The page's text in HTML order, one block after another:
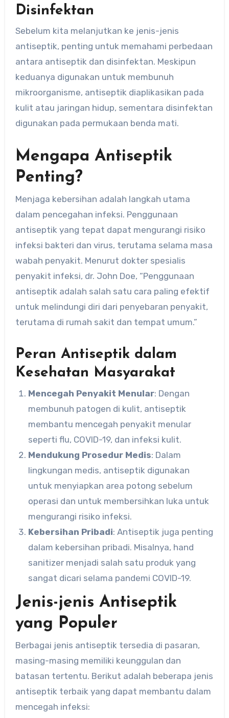
Disinfektan
Sebelum kita melanjutkan ke jenis-jenis
antiseptik, penting untuk memahami perbedaan
antara antiseptik dan disinfektan. Meskipun
keduanya digunakan untuk membunuh
mikroorganisme, antiseptik diaplikasikan pada
kulit atau jaringan hidup, sementara disinfektan
digunakan pada permukaan benda mati.
Mengapa Antiseptik
Penting?
Menjaga kebersihan adalah langkah utama
dalam pencegahan infeksi. Penggunaan
antiseptik yang tepat dapat mengurangi risiko
infeksi bakteri dan virus, terutama selama masa
wabah penyakit. Menurut dokter spesialis
penyakit infeksi, dr. John Doe, “Penggunaan
antiseptik adalah salah satu cara paling efektif
untuk melindungi diri dari penyebaran penyakit,
terutama di rumah sakit dan tempat umum.”
Peran Antiseptik dalam
Kesehatan Masyarakat
Mencegah Penyakit Menular: Dengan
membunuh patogen di kulit, antiseptik
membantu mencegah penyakit menular
seperti flu, COVID-19, dan infeksi kulit.
Mendukung Prosedur Medis: Dalam
lingkungan medis, antiseptik digunakan
untuk menyiapkan area potong sebelum
operasi dan untuk membersihkan luka untuk
mengurangi risiko infeksi.
Kebersihan Pribadi: Antiseptik juga penting
dalam kebersihan pribadi. Misalnya, hand
sanitizer menjadi salah satu produk yang
sangat dicari selama pandemi COVID-19.
Jenis-jenis Antiseptik
yang Populer
Berbagai jenis antiseptik tersedia di pasaran,
masing-masing memiliki keunggulan dan
batasan tertentu. Berikut adalah beberapa jenis
antiseptik terbaik yang dapat membantu dalam
mencegah infeksi: